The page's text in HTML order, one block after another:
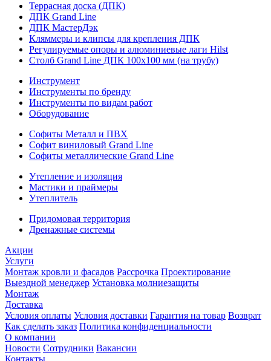
Террасная доска (ДПК)
ДПК Grand Line
ДПК МастерДэк
Кляммеры и клипсы для крепления ДПК
Регулируемые опоры и алюминиевые лаги Hilst
Столб Grand Line ДПК 100х100 мм (на трубу)
Инструмент
Инструменты по бренду
Инструменты по видам работ
Оборудование
Софиты Металл и ПВХ
Софит виниловый Grand Line
Софиты металлические Grand Line
Утепление и изоляция
Мастики и праймеры
Утеплитель
Придомовая территория
Дренажные системы
Акции
Услуги
Монтаж кровли и фасадов Рассрочка Проектирование
Выездной менеджер Установка молниезащиты
Монтаж
Доставка
Условия оплаты Условия доставки Гарантия на товар Возврат
Как сделать заказ Политика конфиденциальности
О компании
Новости Сотрудники Вакансии
Контакты